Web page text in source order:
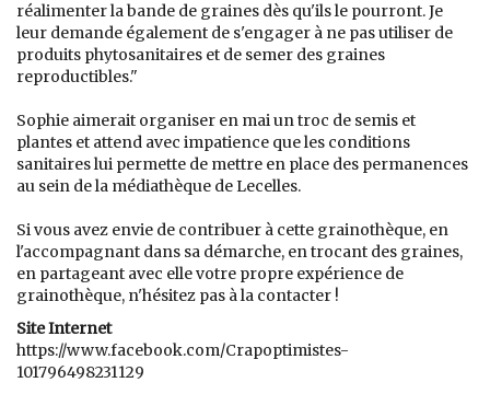
réalimenter la bande de graines dès qu'ils le pourront. Je
leur demande également de s'engager à ne pas utiliser de
produits phytosanitaires et de semer des graines
reproductibles."
Sophie aimerait organiser en mai un troc de semis et
plantes et attend avec impatience que les conditions
sanitaires lui permette de mettre en place des permanences
au sein de la médiathèque de Lecelles.
Si vous avez envie de contribuer à cette grainothèque, en
l'accompagnant dans sa démarche, en trocant des graines,
en partageant avec elle votre propre expérience de
grainothèque, n'hésitez pas à la contacter !
Site Internet
https://www.facebook.com/Crapoptimistes-
101796498231129